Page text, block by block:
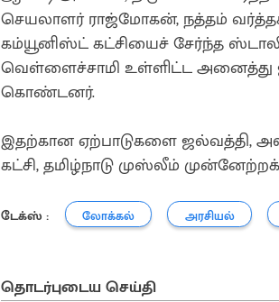
செயலாளர் ராஜ்மோகன், நத்தம்
கம்யூனிஸ்ட் கட்சியைச் சேர்ந்த
வெள்ளைச்சாமி உள்ளிட்ட அனைத்து
கொண்டனர்.
இதற்கான ஏற்பாடுகளை ஜல்வத்தி,
கட்சி, தமிழ்நாடு முஸ்லீம்
டேக்ஸ் : லோக்கல் அரசியல்
தொடர்புடைய செய்தி